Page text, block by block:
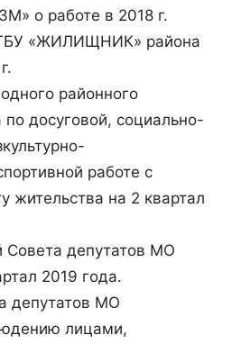
о работе в 2018 г.
«ЖИЛИЩНИК» района
районного
досуговой, социально-
работе с
жительства на 2 квартал
Совета депутатов МО
2019 года.
депутатов МО
лицами,